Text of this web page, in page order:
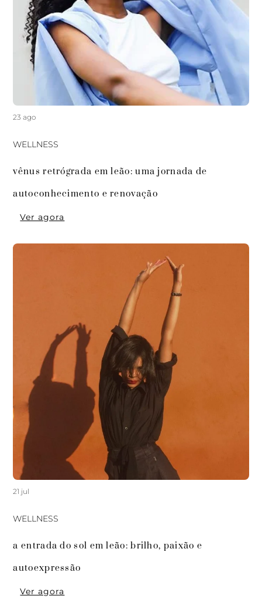
23 ago
WELLNESS
vênus retrógrada em leão: uma jornada de
autoconhecimento e renovação
Ver agora
21 jul
WELLNESS
a entrada do sol em leão: brilho, paixão e
Ver agora